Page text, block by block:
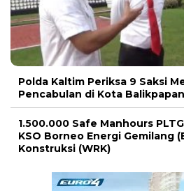
Polda Kaltim Periksa 9 Saksi
Pencabulan di Kota Balikpapan
1.500.000 Safe Manhours
KSO Borneo Energi Gemilang
Konstruksi (WRK)